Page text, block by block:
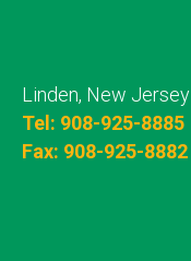
Linden, New Jersey
Tel: 908-925-8885
Fax: 908-925-8882